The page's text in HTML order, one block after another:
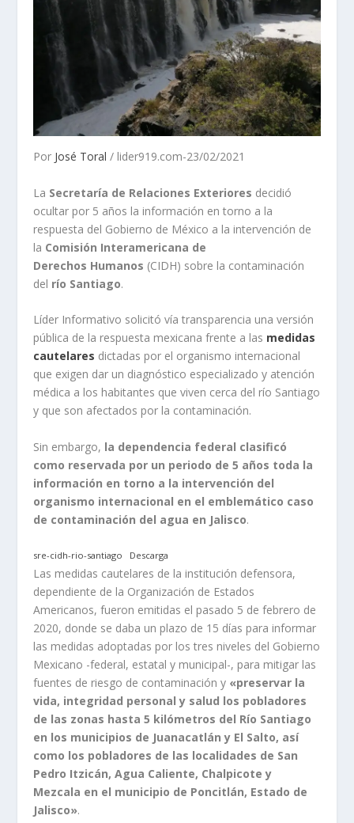
Por José Toral / lider919.com-23/02/2021
La Secretaría de Relaciones Exteriores decidió
ocultar por 5 años la información en torno a la
respuesta del Gobierno de México a la intervención de
la Comisión Interamericana de
Derechos Humanos (CIDH) sobre la contaminación
del río Santiago.
Líder Informativo solicitó vía transparencia una versión
pública de la respuesta mexicana frente a las medidas
cautelares dictadas por el organismo internacional
que exigen dar un diagnóstico especializado y atención
médica a los habitantes que viven cerca del río Santiago
y que son afectados por la contaminación.
Sin embargo, la dependencia federal clasificó
como reservada por un periodo de 5 años toda la
información en torno a la intervención del
organismo internacional en el emblemático caso
de contaminación del agua en Jalisco.
sre-cidh-rio-santiago Descarga
Las medidas cautelares de la institución defensora,
dependiente de la Organización de Estados
Americanos, fueron emitidas el pasado 5 de febrero de
2020, donde se daba un plazo de 15 días para informar
las medidas adoptadas por los tres niveles del Gobierno
Mexicano -federal, estatal y municipal-, para mitigar las
fuentes de riesgo de contaminación y «preservar la
vida, integridad personal y salud los pobladores
de las zonas hasta 5 kilómetros del Río Santiago
en los municipios de Juanacatlán y El Salto, así
como los pobladores de las localidades de San
Pedro Itzicán, Agua Caliente, Chalpicote y
Mezcala en el municipio de Poncitlán, Estado de
Jalisco».